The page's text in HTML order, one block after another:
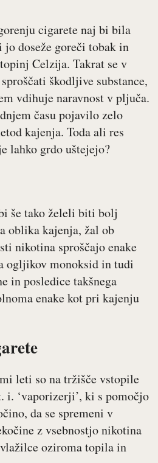
cigarete naj bi bila
doseže goreči tobak in
Celzija. Takrat se v
škodljive substance,
vdihuje naravnost v pljuča.
času pojavilo zelo
kajenja. Toda ali res
lahko grdo uštejejo?
še tako želeli biti bolj
oblika kajenja, žal ob
nikotina sproščajo enake
ogljikov monoksid in tudi
in posledice takšnega
enake kot pri kajenju
leti so na tržišče vstopile
i. ‘vaporizerji’, ki s pomočjo
da se spremeni v
z vsebnostjo nikotina
oziroma topila in